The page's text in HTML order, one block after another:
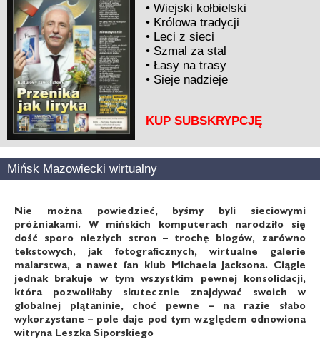
•Wiejski kołbielski
• Królowa tradycji
• Leci z sieci
• Szmal za stal
•Łasy na trasy
• Sieje nadzieje
KUP SUBSKRYPCJĘ
Mińsk Mazowiecki wirtualny
Nie można powiedzieć, byśmy byli sieciowymi
próżniakami. W mińskich komputerach narodziło się
dość sporo niezłych stron – trochę blogów, zarówno
tekstowych, jak fotograficznych, wirtualne galerie
malarstwa, a nawet fan klub Michaela Jacksona. Ciągle
jednak brakuje w tym wszystkim pewnej konsolidacji,
która pozwoliłaby skutecznie znajdywać swoich w
globalnej plątaninie, choć pewne – na razie słabo
wykorzystane – pole daje pod tym względem odnowiona
witryna Leszka Siporskiego